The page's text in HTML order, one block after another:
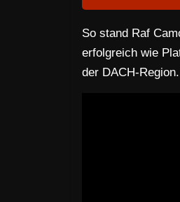
So stand Raf
erfolgreich wie
der DACH-